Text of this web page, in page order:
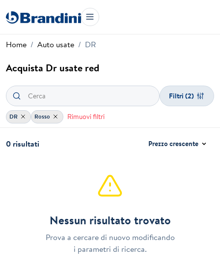
Home Auto usate DR
Acquista Dr usate red
Filtri (2)
DR Rosso Rimuovi filtri
0 risultati Prezzo crescente
Nessun risultato trovato
Prova a cercare di nuovo modificando
i parametri di ricerca.